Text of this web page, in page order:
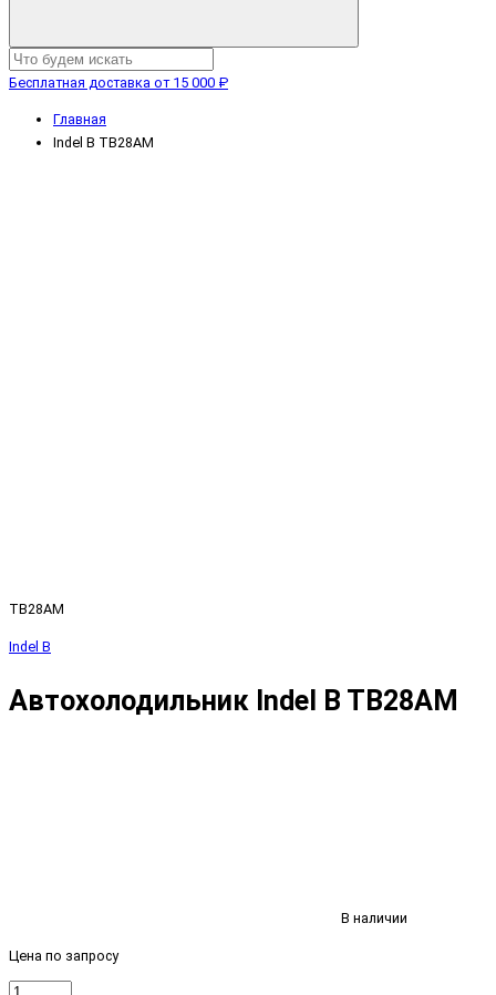
Бесплатная доставка от 15 000 ₽
Главная
Indel B TB28AM
TB28AM
Indel B
Автохолодильник Indel B TB28AM
В наличии
Цена по запросу